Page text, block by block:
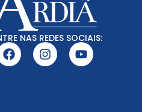
NAS REDES SOCIAIS: